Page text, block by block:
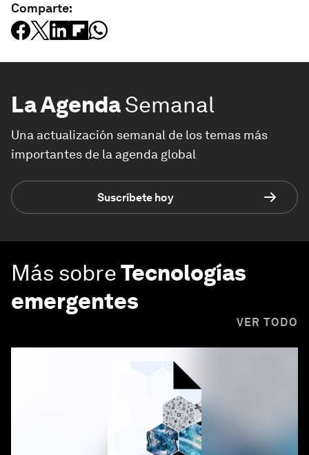
Comparte:
La AgendaSemanal
Una actualización semanal de los temas más
importantes de la agenda global
Suscríbete hoy
Más sobreTecnologías
emergentes
VER TODO